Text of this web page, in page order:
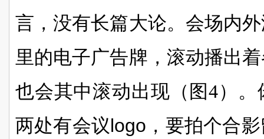
言，没有长篇大论。会场内
里的电子广告牌，滚动播出
也会其中滚动出现（图4）
两处有会议logo ，要拍个合